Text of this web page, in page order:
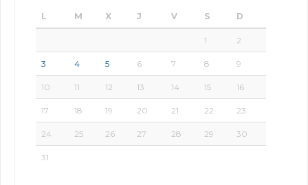
L M X J V S D
1 2
3 4 5 6 7 8 9
10 11 12 13 14 15 16
17 18 19 20 21 22 23
24 25 26 27 28 29 30
31